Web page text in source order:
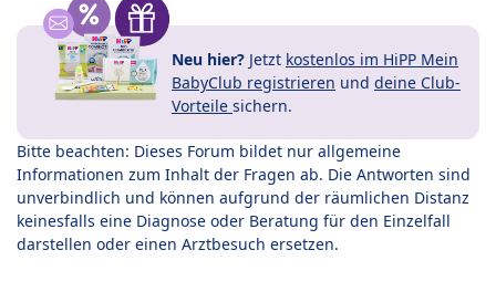
Neu hier? Jetzt kostenlos im HiPP Mein
BabyClub registrieren und deine Club-
Vorteile sichern.
Bitte beachten: Dieses Forum bildet nur allgemeine
Informationen zum Inhalt der Fragen ab. Die Antworten sind
unverbindlich und können aufgrund der räumlichen Distanz
keinesfalls eine Diagnose oder Beratung für den Einzelfall
darstellen oder einen Arztbesuch ersetzen.